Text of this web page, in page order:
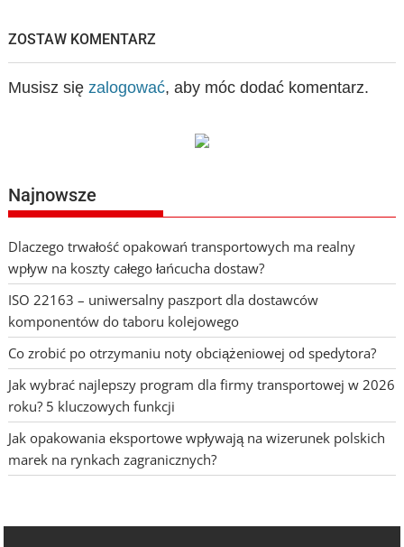
ZOSTAW KOMENTARZ
Musisz się zalogować, aby móc dodać komentarz.
Najnowsze
Dlaczego trwałość opakowań transportowych ma realny
wpływ na koszty całego łańcucha dostaw?
ISO 22163 – uniwersalny paszport dla dostawców
komponentów do taboru kolejowego
Co zrobić po otrzymaniu noty obciążeniowej od spedytora?
Jak wybrać najlepszy program dla firmy transportowej w 2026
roku? 5 kluczowych funkcji
Jak opakowania eksportowe wpływają na wizerunek polskich
marek na rynkach zagranicznych?